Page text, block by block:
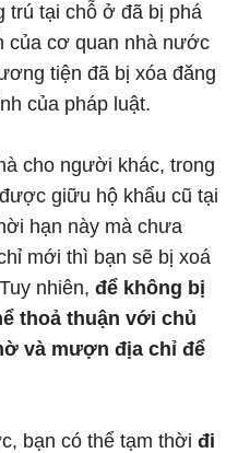
trú tại chỗ ở đã bị phá
của cơ quan nhà nước
tiện đã bị xóa đăng
của pháp luật.
cho người khác, trong
giữu hộ khẩu cũ tại
hạn này mà chưa
mới thì bạn sẽ bị xoá
nhiên, để không bị
thoả thuận với chủ
và mượn địa chỉ để
bạn có thể tạm thời đi